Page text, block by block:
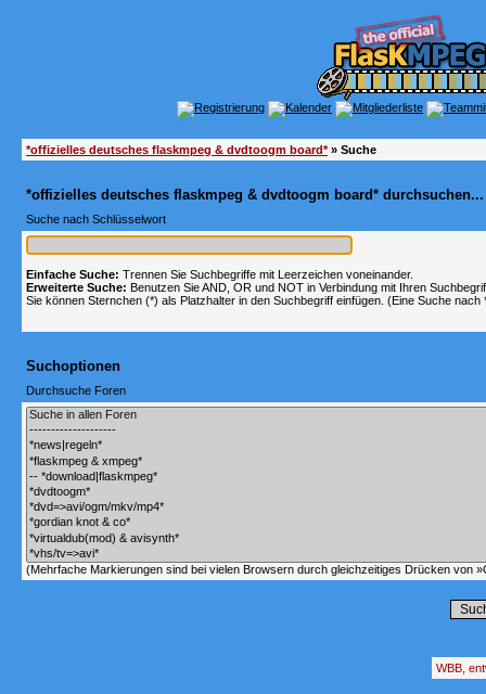
*offizielles deutsches flaskmpeg & dvdtoogm board*» Suche
*offizielles deutsches flaskmpeg & dvdtoogm board* durchsuchen...
Suche nach Schlüsselwort
Einfache Suche: Trennen Sie Suchbegriffe mit Leerzeichen voneinander.
Erweiterte Suche: Benutzen Sie AND, OR und NOT in Verbindung mit Ihren
Sie können Sternchen (*) als Platzhalter in den Suchbegriff einfügen. (Eine Suche
Suchoptionen
Durchsuche Foren
(Mehrfache Markierungen sind bei vielen Browsern durch gleichzeitiges Drücken von
WBB,